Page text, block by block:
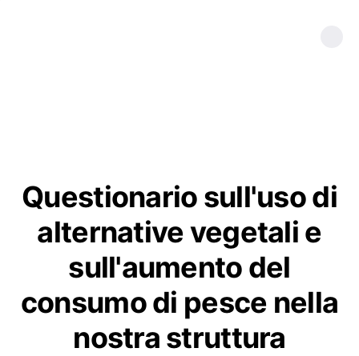
Questionario sull'uso di
alternative vegetali e
sull'aumento del
consumo di pesce nella
nostra struttura